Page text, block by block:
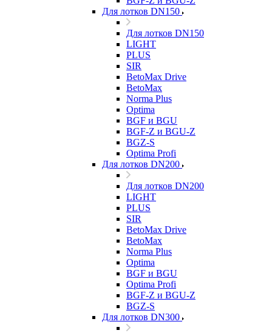
Для лотков DN150
Для лотков DN150
LIGHT
PLUS
SIR
BetoMax Drive
BetoMax
Norma Plus
Optima
BGF и BGU
BGF-Z и BGU-Z
BGZ-S
Optima Profi
Для лотков DN200
Для лотков DN200
LIGHT
PLUS
SIR
BetoMax Drive
BetoMax
Norma Plus
Optima
BGF и BGU
Optima Profi
BGF-Z и BGU-Z
BGZ-S
Для лотков DN300